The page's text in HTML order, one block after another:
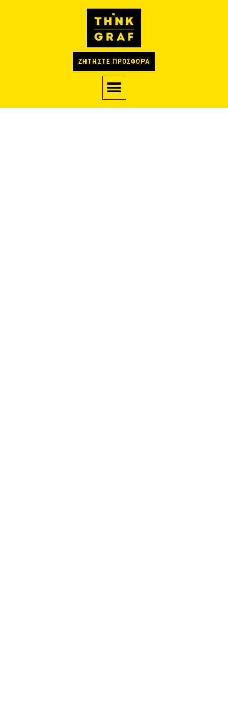
ΖΗΤΗΣΤΕ ΠΡΟΣΦΟΡΑ